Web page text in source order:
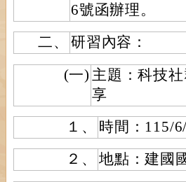
6號函辦理。
二、
研習內容：
(一) 主題：科技
享
１、
時間：115/
２、
地點：建國